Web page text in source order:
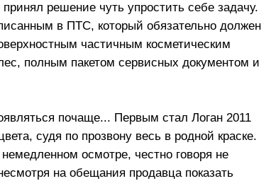
решение чуть упростить себе задачу.
в ПТС, который обязательно должен
частичным косметическим
полным пакетом сервисных документом и
почаще... Первым стал Логан 2011
судя по прозвону весь в родной краске.
осмотре, честно говоря не
на обещания продавца показать